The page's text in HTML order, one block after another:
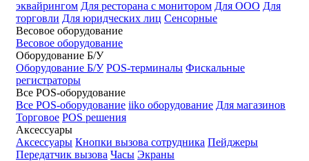
эквайрингом Для ресторана с монитором Для ООО Для
торговли Для юридческих лиц Сенсорные
Весовое оборудование
Весовое оборудование
Оборудование Б/У
Оборудование Б/У POS-терминалы Фискальные
регистраторы
Все POS-оборудование
Все POS-оборудование iiko оборудование Для магазинов
Торговое POS решения
Аксессуары
Аксессуары Кнопки вызова сотрудника Пейджеры
Передатчик вызова Часы Экраны